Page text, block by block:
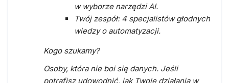
w wyborze narzędzi AI.
Twój zespół:4 specjalistów głodnych
wiedzy o automatyzacji.
Kogo szukamy?
Osoby, która nie boi się danych. Jeśli
potrafisz udowodnić, jak Twoje działania w